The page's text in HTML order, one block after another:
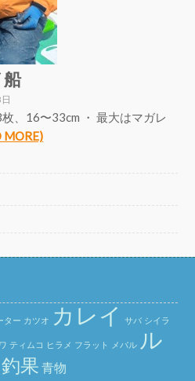
、16〜33cm ・ 最大はマガレ
MORE)
ター カツオ カレイ サバ シイラ
ティムコ ヒラメ フラット メバル ル
釣果 青物